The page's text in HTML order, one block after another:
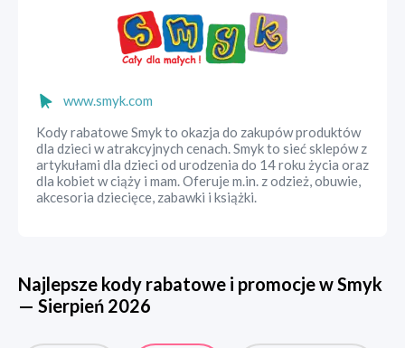
www.smyk.com
Kody rabatowe Smyk to okazja do zakupów produktów
dla dzieci w atrakcyjnych cenach. Smyk to sieć sklepów z
artykułami dla dzieci od urodzenia do 14 roku życia oraz
dla kobiet w ciąży i mam. Oferuje m.in. z odzież, obuwie,
akcesoria dziecięce, zabawki i książki.
Najlepsze kody rabatowe i promocje wSmyk
— Sierpień 2026